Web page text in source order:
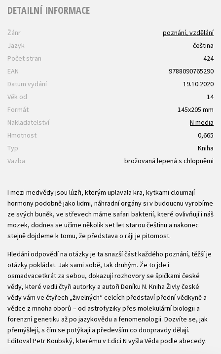
DETAILNÍ INFORMACE
Žánr
poznání, vzdělání
Jazyk
čeština
Počet stran
424
EAN
9788090765290
Datum vydání
19.10.2020
Věk od
14
Formát
145x205 mm
Nakladatelství
N media
Hmotnost
0,665
Typ
Kniha
Vazba
brožovaná lepená s chlopněmi
I mezi medvědy jsou lúzři, kterým uplavala kra, kytkami cloumají
hormony podobně jako lidmi, náhradní orgány si v budoucnu vyrobíme
ze svých buněk, ve střevech máme safari bakterií, které ovlivňují i náš
mozek, dodnes se učíme několik set let starou češtinu a nakonec
stejně dojdeme k tomu, že představa o ráji je pitomost.
Hledání odpovědí na otázky je ta snazší část každého poznání, těžší je
otázky pokládat. Jak sami sobě, tak druhým. Že to jde i
osmadvacetkrát za sebou, dokazují rozhovory se špičkami české
vědy, které vedli čtyři autorky a autoři Deníku N. Kniha Živly české
vědy vám ve čtyřech „živelných“ celcích představí přední vědkyně a
vědce z mnoha oborů – od astrofyziky přes molekulární biologii a
forenzní genetiku až po jazykovědu a fenomenologii. Dozvíte se, jak
přemýšlejí, s čím se potýkají a především co doopravdy dělají.
Editoval Petr Koubský, kterému v Edici N vyšla Věda podle abecedy.